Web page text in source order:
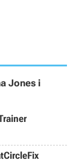
Jones i